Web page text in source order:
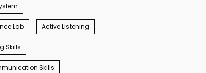
Lab Active Listening
Skills
Skills